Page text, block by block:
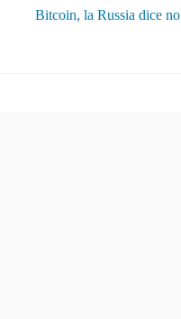
Bitcoin, la Russia dice no